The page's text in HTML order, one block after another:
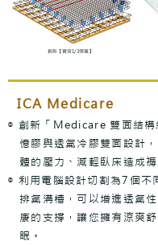
創新​【寶背1/3彈簧】
ICA Medicare
◎ 創新「Medicare 雙面結構
憶膠與透氣冷膠雙面設計
體的壓力、減輕臥床造成褥
◎ 利用電腦設計切割為7個不
排氣溝槽，可以增進透氣
康的支撐，讓您擁有涼爽
眠。